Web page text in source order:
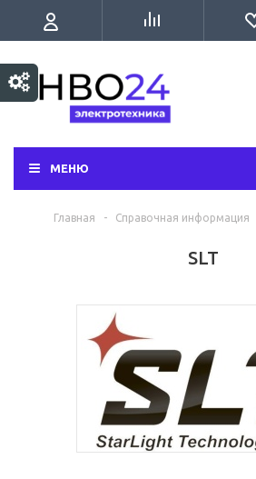
МЕНЮ
Главная - Справочная информация
SLT